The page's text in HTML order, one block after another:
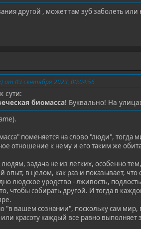
другой , может там зуб заболеть
от 03 сентября 2023, 00:04:56
сути:
биомасса! Буквально! На
поменяется на слово "люди", тогда
отношение к нему и его таким же
людям, задача не из лёгких, особенно
опыт, в целом, как раз и показывает,
людское уродство - лживость,
чтобы собирать другой. И тогда в
"в вашем сознании", поскольку сам
красоту каждый все равно